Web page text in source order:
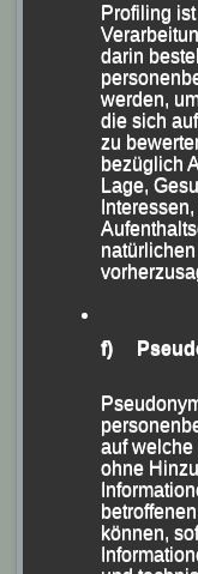
Das Männer-
Profiling
darin
werden,
die sich
zu
bezüglich
Lage,
f)
auf welche
ohne
können,